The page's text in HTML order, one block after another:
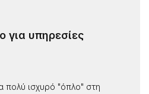
για υπηρεσίες
πολύ ισχυρό "όπλο" στη